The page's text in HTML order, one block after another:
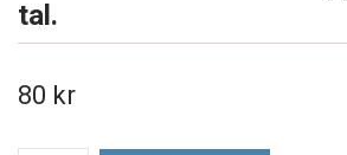
tal.
80 kr